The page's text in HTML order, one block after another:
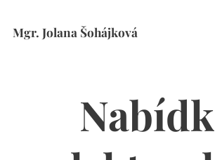
Mgr. Jolana Šohájková